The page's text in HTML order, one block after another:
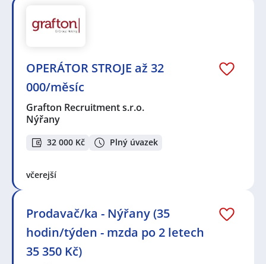
OPERÁTOR STROJE až 32
000/měsíc
Grafton Recruitment s.r.o.
Nýřany
32 000 Kč Plný úvazek
včerejší
Prodavač/ka - Nýřany (35
hodin/týden - mzda po 2 letech
35 350 Kč)